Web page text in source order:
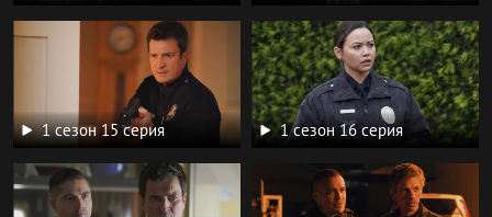
1 сезон 15 серия 1 сезон 16 серия